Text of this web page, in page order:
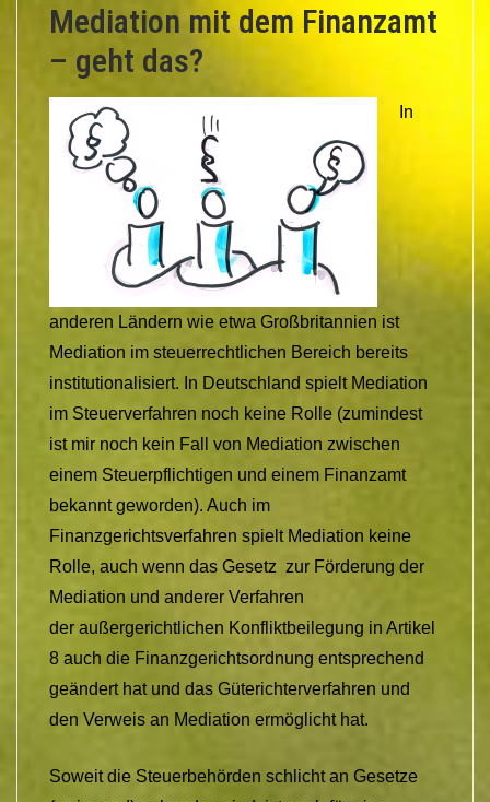
Mediation mit dem Finanzamt
– geht das?
In
anderen Ländern wie etwa Großbritannien ist
Mediation im steuerrechtlichen Bereich bereits
institutionalisiert. In Deutschland spielt Mediation
im Steuerverfahren noch keine Rolle (zumindest
ist mir noch kein Fall von Mediation zwischen
einem Steuerpflichtigen und einem Finanzamt
bekannt geworden). Auch im
Finanzgerichtsverfahren spielt Mediation keine
Rolle, auch wenn das Gesetz zur Förderung der
Mediation und anderer Verfahren
der außergerichtlichen Konfliktbeilegung in Artikel
8 auch die Finanzgerichtsordnung entsprechend
geändert hat und das Güterichterverfahren und
den Verweis an Mediation ermöglicht hat.
Soweit die Steuerbehörden schlicht an Gesetze